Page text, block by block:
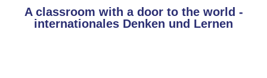
A classroom with a door to the world -
internationales Denken und Lernen